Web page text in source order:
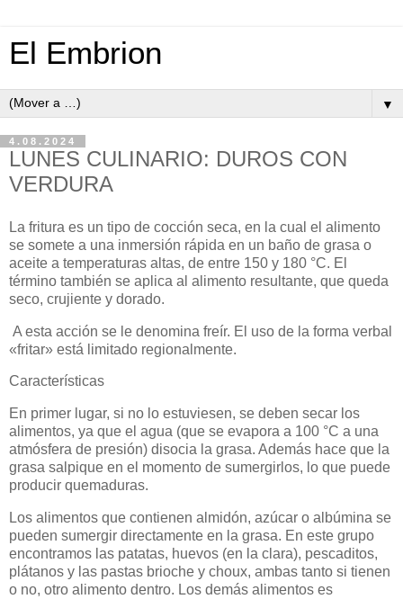
El Embrion
▼
4.08.2024
LUNES CULINARIO: DUROS CON
VERDURA
La fritura es un tipo de cocción seca, en la cual el alimento
se somete a una inmersión rápida en un baño de grasa o
aceite a temperaturas altas, de entre 150 y 180 °C. El
término también se aplica al alimento resultante, que queda
seco, crujiente y dorado.
A esta acción se le denomina freír. El uso de la forma verbal
«fritar» está limitado regionalmente.
Características
En primer lugar, si no lo estuviesen, se deben secar los
alimentos, ya que el agua (que se evapora a 100 °C a una
atmósfera de presión) disocia la grasa. Además hace que la
grasa salpique en el momento de sumergirlos, lo que puede
producir quemaduras.
Los alimentos que contienen almidón, azúcar o albúmina se
pueden sumergir directamente en la grasa. En este grupo
encontramos las patatas, huevos (en la clara), pescaditos,
plátanos y las pastas brioche y choux, ambas tanto si tienen
o no, otro alimento dentro. Los demás alimentos es